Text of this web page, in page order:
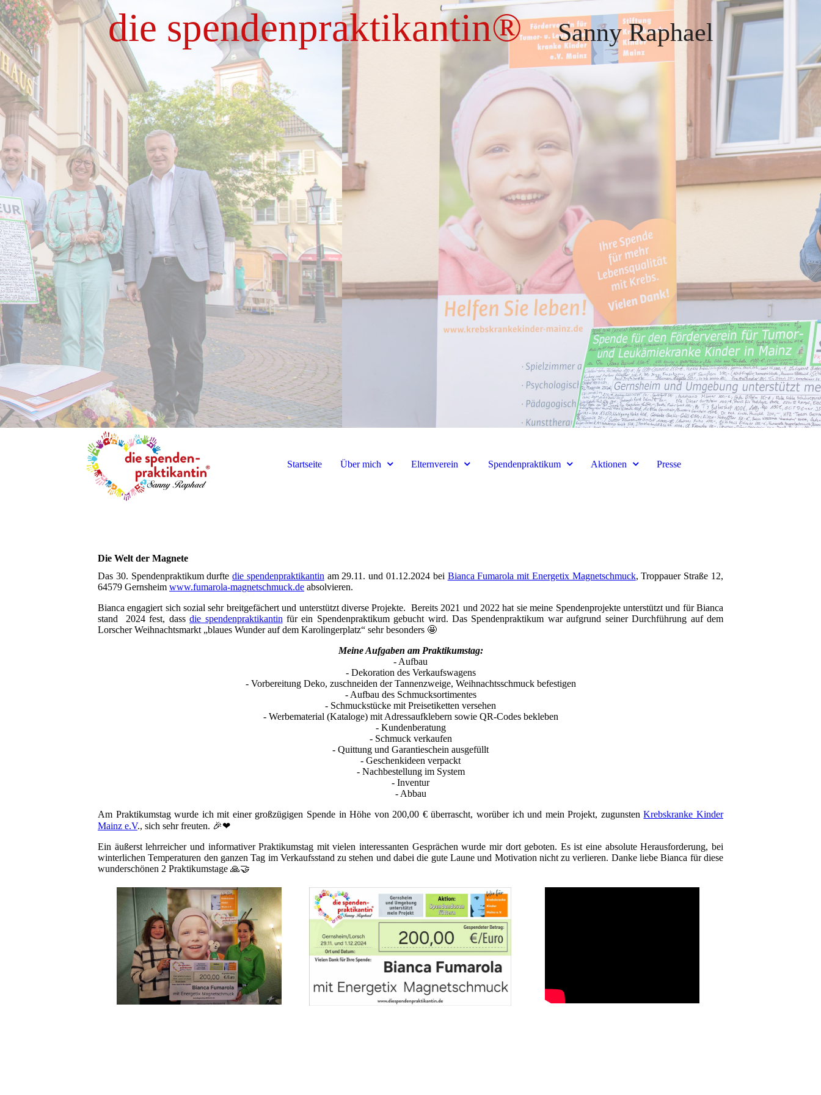
die spendenpraktikantin® Sanny Raphael
Startseite Über mich Elternverein Spendenpraktikum Aktionen Presse
Die Welt der Magnete
Das 30. Spendenpraktikum durftedie spendenpraktikantin am 29.11. und 01.12.2024 bei Bianca Fumarola mit Energetix Magnetschmuck, Troppauer Straße 12,
64579 Gernsheim www.fumarola-magnetschmuck.de absolvieren.
Bianca engagiert sich sozial sehr breitgefächert und unterstützt diverse Projekte. Bereits 2021 und 2022 hat sie meine Spendenprojekte unterstützt und für Bianca
stand 2024 fest, dassdie spendenpraktikantin für ein Spendenpraktikum gebucht wird. Das Spendenpraktikum war aufgrund seiner Durchführung auf dem
Lorscher Weihnachtsmarkt „blaues Wunder auf dem Karolingerplatz“ sehr besonders 🤩
Meine Aufgaben am Praktikumstag:
- Aufbau
- Dekoration des Verkaufswagens
- Vorbereitung Deko, zuschneiden der Tannenzweige, Weihnachtsschmuck befestigen
- Aufbau des Schmucksortimentes
- Schmuckstücke mit Preisetiketten versehen
- Werbematerial (Kataloge) mit Adressaufklebern sowie QR-Codes bekleben
- Kundenberatung
- Schmuck verkaufen
- Quittung und Garantieschein ausgefüllt
- Geschenkideen verpackt
- Nachbestellung im System
- Inventur
- Abbau
Am Praktikumstag wurde ich mit einer großzügigen Spende in Höhe von 200,00 € überrascht, worüber ich und mein Projekt, zugunstenKrebskranke Kinder
Mainz e.V., sich sehr freuten. 🎉❤
Ein äußerst lehrreicher und informativer Praktikumstag mit vielen interessanten Gesprächen wurde mir dort geboten. Es ist eine absolute Herausforderung, bei
winterlichen Temperaturen den ganzen Tag im Verkaufsstand zu stehen und dabei die gute Laune und Motivation nicht zu verlieren. Danke liebe Bianca für diese
wunderschönen 2 Praktikumstage 🙏🤝